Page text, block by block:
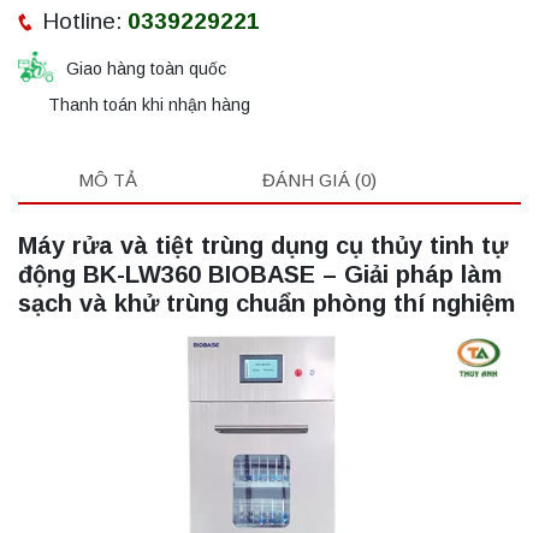
Hotline: 0339229221
Giao hàng toàn quốc
Thanh toán khi nhận hàng
MÔ TẢ ĐÁNH GIÁ (0)
Máy rửa và tiệt trùng dụng cụ thủy tinh tự
động BK-LW360 BIOBASE – Giải pháp làm
sạch và khử trùng chuẩn phòng thí nghiệm